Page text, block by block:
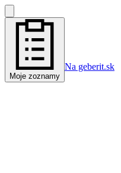
Moje zoznamy
Na geberit.sk